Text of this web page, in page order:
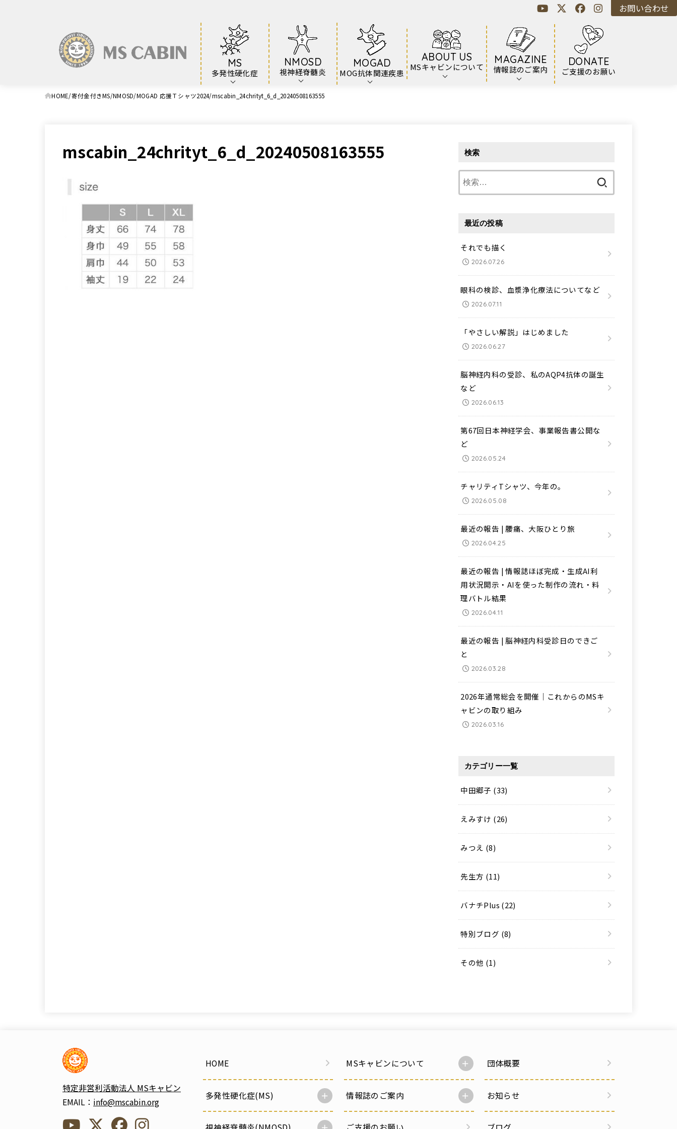
MS
多発性硬化症
NMOSD
視神経脊髄炎
MOGAD
MOG抗体関連疾患
ABOUT US
MSキャビンについて
MAGAZINE
情報誌のご案内
DONATE
ご支援のお願い
お問い合わせ
HOME 寄付金付きMS/NMOSD/MOGAD 応援Ｔシャツ2024 mscabin_24chrityt_6_d_20240508163555
mscabin_24chrityt_6_d_20240508163555 検索
最近の投稿
それでも描く
2026.07.26
眼科の検診、血漿浄化療法についてなど
2026.07.11
「やさしい解説」はじめました
2026.06.27
脳神経内科の受診、私のAQP4抗体の誕生
など
2026.06.13
第67回日本神経学会、事業報告書公開な
ど
2026.05.24
チャリティTシャツ、今年の。
2026.05.08
最近の報告 | 腰痛、大阪ひとり旅
2026.04.25
最近の報告 | 情報誌ほぼ完成・生成AI利
用状況開示・AIを使った制作の流れ・料
理バトル結果
2026.04.11
最近の報告 | 脳神経内科受診日のできご
と
2026.03.28
2026年通常総会を開催｜これからのMSキ
ャビンの取り組み
2026.03.16
カテゴリー一覧
中田郷子 (33)
えみすけ (26)
みつえ (8)
先生方 (11)
バナチPlus (22)
特別ブログ (8)
その他 (1)
特定非営利活動法人 MSキャビン
EMAIL： info@mscabin.org
HOME
多発性硬化症(MS)
MSキャビンについて
情報誌のご案内
団体概要
お知らせ